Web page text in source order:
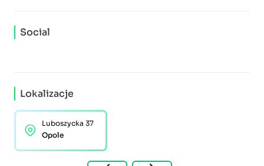
Social
Lokalizacje
Luboszycka 37
Opole